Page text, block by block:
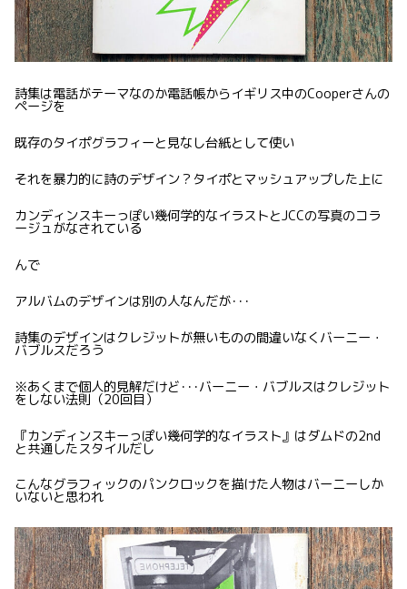
詩集は電話がテーマなのか電話帳からイギリス中のCooperさんの
ページを
既存のタイポグラフィーと見なし台紙として使い
それを暴力的に詩のデザイン？タイポとマッシュアップした上に
カンディンスキーっぽい幾何学的なイラストとJCCの写真のコラ
ージュがなされている
んで
アルバムのデザインは別の人なんだが･･･
詩集のデザインはクレジットが無いものの間違いなくバーニー・
バブルスだろう
※あくまで個人的見解だけど･･･バーニー・バブルスはクレジット
をしない法則（20回目）
『カンディンスキーっぽい幾何学的なイラスト』はダムドの2nd
と共通したスタイルだし
こんなグラフィックのパンクロックを描けた人物はバーニーしか
いないと思われ